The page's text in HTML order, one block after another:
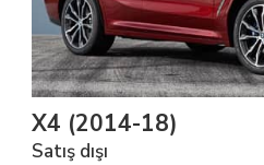
X4 (2014-18)
Satış dışı